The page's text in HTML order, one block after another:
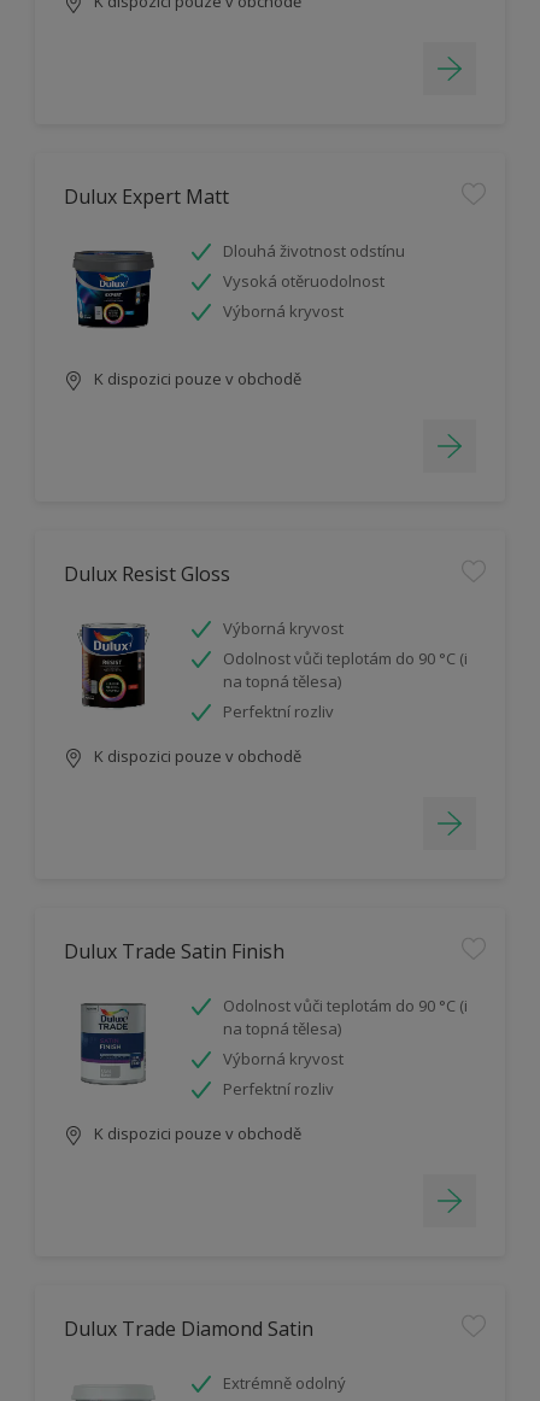
Dulux Expert Matt
Dlouhá životnost odstínu
Vysoká otěruodolnost
Výborná kryvost
K dispozici pouze v obchodě
Dulux Resist Gloss
Výborná kryvost
Odolnost vůči teplotám do 90 °C (i
na topná tělesa)
Perfektní rozliv
K dispozici pouze v obchodě
Dulux Trade Satin Finish
Odolnost vůči teplotám do 90 °C (i
na topná tělesa)
Výborná kryvost
Perfektní rozliv
K dispozici pouze v obchodě
Dulux Trade Diamond Satin
Extrémně odolný